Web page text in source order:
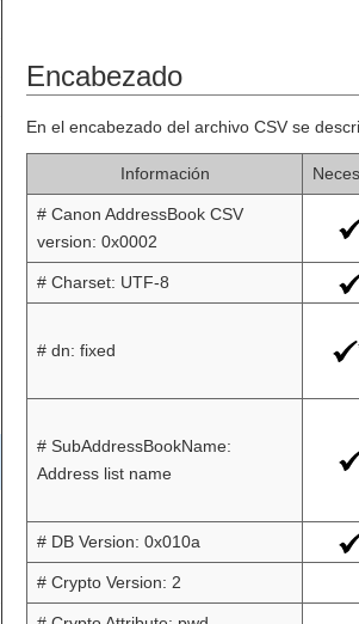
Encabezado
En el encabezado del archivo CSV se
Información
# Canon AddressBook CSV
version: 0x0002
# Charset: UTF-8
# dn: fixed
# SubAddressBookName:
Address list name
# DB Version: 0x010a
# Crypto Version: 2